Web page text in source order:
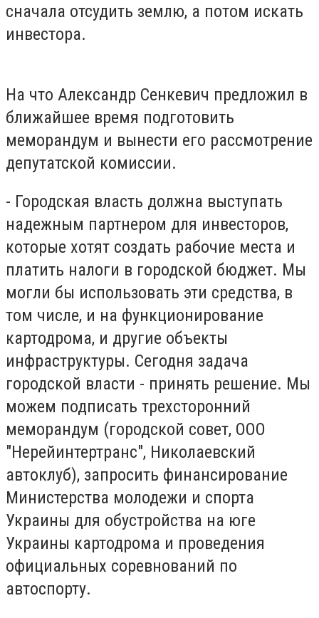
сначала отсудить землю, а потом искать
инвестора.
На что Александр Сенкевич предложил в
ближайшее время подготовить
меморандум и вынести его рассмотрение
депутатской комиссии.
- Городская власть должна выступать
надежным партнером для инвесторов,
которые хотят создать рабочие места и
платить налоги в городской бюджет. Мы
могли бы использовать эти средства, в
том числе, и на функционирование
картодрома, и другие объекты
инфраструктуры. Сегодня задача
городской власти - принять решение. Мы
можем подписать трехсторонний
меморандум (городской совет, ООО
"Нерейинтертранс", Николаевский
автоклуб), запросить финансирование
Министерства молодежи и спорта
Украины для обустройства на юге
Украины картодрома и проведения
официальных соревнований по
автоспорту.